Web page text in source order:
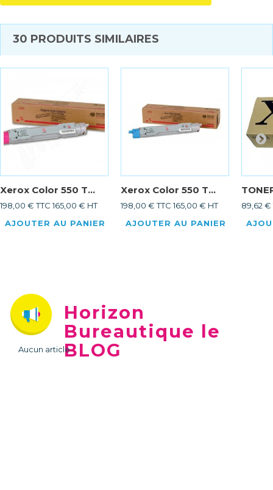
30 PRODUITS SIMILAIRES
Xerox Color 550 T...
198,00 € TTC 165,00 € HT
AJOUTER AU PANIER
Xerox Color 550 T...
198,00 € TTC 165,00 € HT
AJOUTER AU PANIER
89,62 €
Horizon
Bureautique le
BLOG
Aucun article